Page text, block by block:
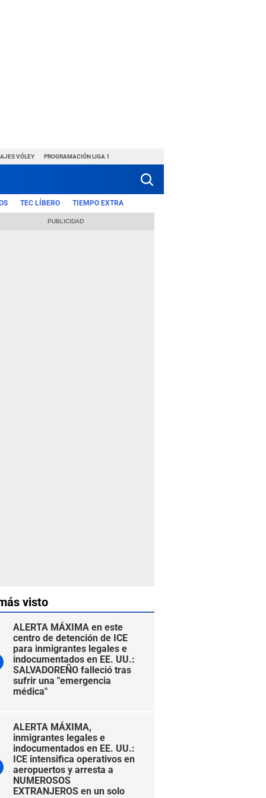
VÓLEY PROGRAMACIÓN LIGA 1
TEC LÍBERO TIEMPO EXTRA
visto
ALERTA MÁXIMA en este
centro de detención de ICE
para inmigrantes legales e
indocumentados en EE. UU.:
SALVADOREÑO falleció tras
sufrir una "emergencia
médica"
ALERTA MÁXIMA,
inmigrantes legales e
indocumentados en EE. UU.:
ICE intensifica operativos en
aeropuertos y arresta a
NUMEROSOS
EXTRANJEROS en un solo